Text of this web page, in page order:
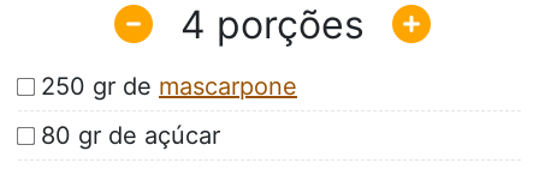
4
250 gr de mascarpone
80 gr de açúcar